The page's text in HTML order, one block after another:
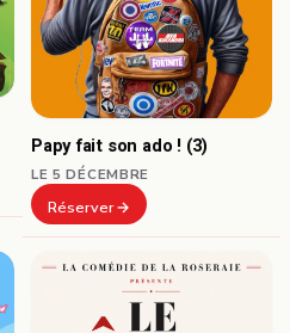
Papy fait son ado ! (3)
LE 5 DÉCEMBRE
Réserver